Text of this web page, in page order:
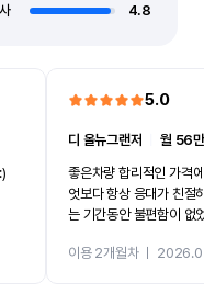
4.8
5.0
디 올뉴그랜저 ㅣ월 56
좋은차량 합리적인 가격
엇보다 항상 응대가 친절
는 기간동안 불편함이 없
카 렌트 고민없이 강추합
이용 2개월차ㅣ